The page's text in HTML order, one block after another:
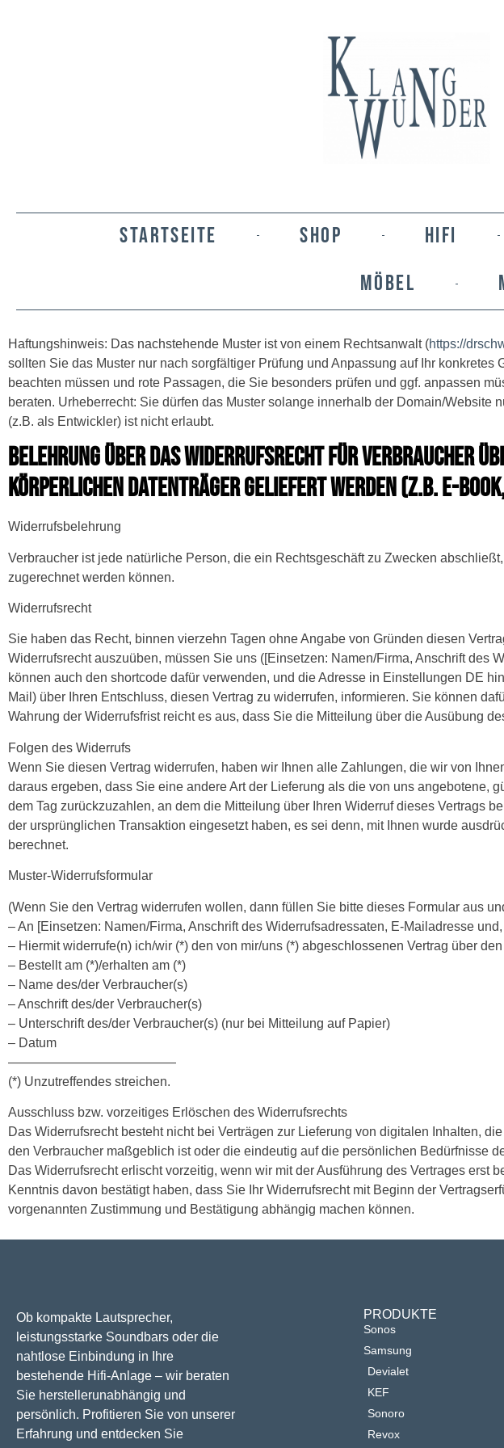
STARTSEITE SHOP HIFI
MÖBEL
Haftungshinweis: Das nachstehende Muster ist von einem Rechtsanwalt (https://
sollten Sie das Muster nur nach sorgfältiger Prüfung und Anpassung auf Ihr
beachten müssen und rote Passagen, die Sie besonders prüfen und ggf. anpassen
beraten. Urheberrecht: Sie dürfen das Muster solange innerhalb der Domain/
(z.B. als Entwickler) ist nicht erlaubt.
BELEHRUNG ÜBER DAS WIDERRUFSRECHT FÜR VERBRAUCHER
KÖRPERLICHEN DATENTRÄGER GELIEFERT WERDEN (Z.B. E-
Widerrufsbelehrung
Verbraucher ist jede natürliche Person, die ein Rechtsgeschäft zu Zwecken
zugerechnet werden können.
Widerrufsrecht
Sie haben das Recht, binnen vierzehn Tagen ohne Angabe von Gründen diesen
Widerrufsrecht auszuüben, müssen Sie uns ([Einsetzen: Namen/Firma, Anschrift des
können auch den shortcode dafür verwenden, und die Adresse in Einstellungen DE
Mail) über Ihren Entschluss, diesen Vertrag zu widerrufen, informieren. Sie können
Wahrung der Widerrufsfrist reicht es aus, dass Sie die Mitteilung über die Ausübung
Folgen des Widerrufs
Wenn Sie diesen Vertrag widerrufen, haben wir Ihnen alle Zahlungen, die wir von
daraus ergeben, dass Sie eine andere Art der Lieferung als die von uns
dem Tag zurückzuzahlen, an dem die Mitteilung über Ihren Widerruf dieses Vertrags
der ursprünglichen Transaktion eingesetzt haben, es sei denn, mit Ihnen wurde
berechnet.
Muster-Widerrufsformular
(Wenn Sie den Vertrag widerrufen wollen, dann füllen Sie bitte dieses Formular aus
– An [Einsetzen: Namen/Firma, Anschrift des Widerrufsadressaten, E-Mailadresse
– Hiermit widerrufe(n) ich/wir (*) den von mir/uns (*) abgeschlossenen Vertrag über
– Bestellt am (*)/erhalten am (*)
– Name des/der Verbraucher(s)
– Anschrift des/der Verbraucher(s)
– Unterschrift des/der Verbraucher(s) (nur bei Mitteilung auf Papier)
– Datum
—————————————
(*) Unzutreffendes streichen.
Ausschluss bzw. vorzeitiges Erlöschen des Widerrufsrechts
Das Widerrufsrecht besteht nicht bei Verträgen zur Lieferung von digitalen Inhalten,
den Verbraucher maßgeblich ist oder die eindeutig auf die persönlichen Bedürfnisse
Das Widerrufsrecht erlischt vorzeitig, wenn wir mit der Ausführung des Vertrages
Kenntnis davon bestätigt haben, dass Sie Ihr Widerrufsrecht mit Beginn der
vorgenannten Zustimmung und Bestätigung abhängig machen können.
Ob kompakte Lautsprecher,
leistungsstarke Soundbars oder die
nahtlose Einbindung in Ihre
bestehende Hifi-Anlage – wir beraten
Sie herstellerunabhängig und
persönlich. Profitieren Sie von unserer
Erfahrung und entdecken Sie
PRODUKTE
Sonos
Samsung
Devialet
KEF
Sonoro
Revox